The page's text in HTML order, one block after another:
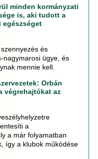
minden kormányzati
is, aki tudott a
egészséget
és
nagymarosi ügye, és
mennie kell.
Orbán
végrehajtókat az
a
a már folyamatban
így a klubok működése